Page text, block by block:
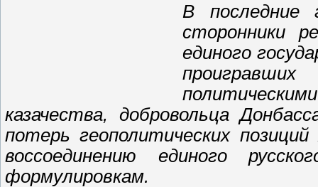
В последние
сторонники
единого
казачества, добровольца
потерь геополитических
воссоединению единого
формулировкам.